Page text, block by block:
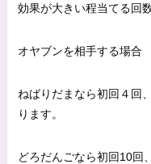
効果が大きい程当てる回
オヤブンを相手する場合
ねばりだまなら初回４回
ります。
どろだんごなら初回10回